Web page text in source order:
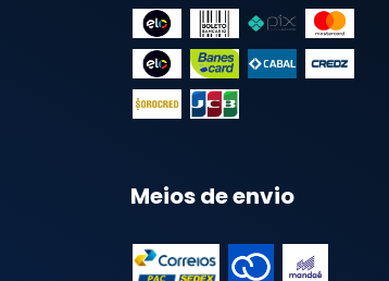
Meios de envio